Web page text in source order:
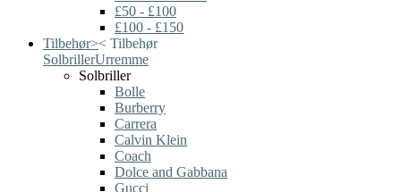
£50 - £100
£100 - £150
Tilbehør>< Tilbehør
SolbrillerUrremme
Solbriller
Bolle
Burberry
Carrera
Calvin Klein
Coach
Dolce and Gabbana
Gucci